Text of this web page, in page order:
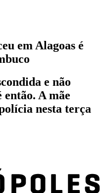
em Alagoas é
e não
A mãe
nesta terça